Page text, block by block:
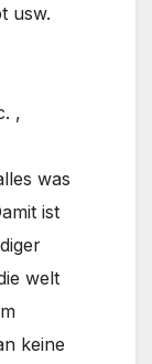
usw.
,
was
ist
welt
keine